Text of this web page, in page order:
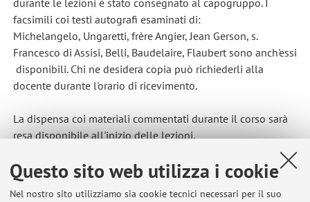
Questo sito web utilizza i cookie
Nel nostro sito utilizziamo sia cookie tecnici necessari per il suo
facsimili coi testi autografi esaminati di:
Michelangelo, Ungaretti, frère Angier, Jean Gerson, s.
Francesco di Assisi, Belli, Baudelaire, Flaubert sono anch'essi
disponibili. Chi ne desidera copia può richiederli alla
docente durante l'orario di ricevimento.
La dispensa coi materiali commentati durante il corso sarà
resa disponibile all'inizio delle lezioni.